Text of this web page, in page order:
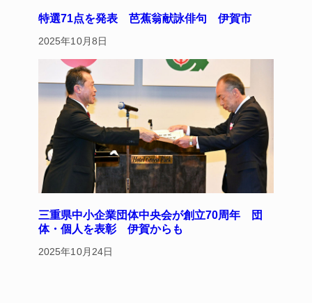
特選71点を発表 芭蕉翁献詠俳句 伊賀市
2025年10月8日
三重県中小企業団体中央会が創立70周年 団
体・個人を表彰 伊賀からも
2025年10月24日